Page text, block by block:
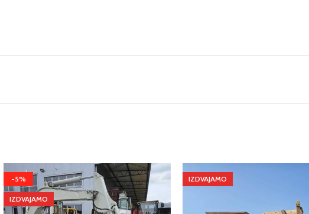
-5%
IZDVAJAMO
IZDVAJAMO